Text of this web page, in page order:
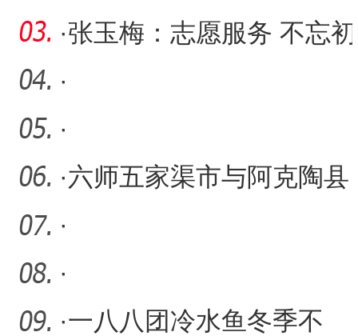
·张玉梅：志愿服务 不忘初
心
·
·
·六师五家渠市与阿克陶县
倾力共建兵地融合发展示
范
·
·
·一八八团冷水鱼冬季不